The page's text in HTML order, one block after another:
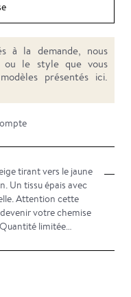
à la demande, nous
ou le style que vous
présentés ici.
tirant vers le jaune
Un tissu épais avec
Attention cette
votre chemise
limitée…